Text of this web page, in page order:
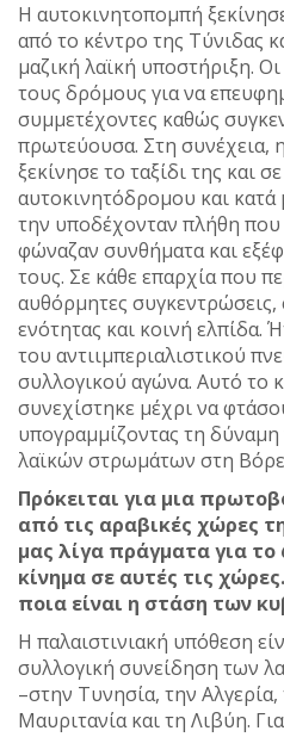
Η αυτοκινητοπομπή
από το κέντρο της Τύνιδας
μαζική λαϊκή υποστήριξη.
τους δρόμους για να
συμμετέχοντες καθώς
πρωτεύουσα. Στη συνέχεια,
ξεκίνησε το ταξίδι της και
αυτοκινητόδρομου και
την υποδέχονταν πλήθη που
φώναζαν συνθήματα και
τους. Σε κάθε επαρχία που
αυθόρμητες συγκεντρώσεις,
ενότητας και κοινή ελπίδα.
του αντιιμπεριαλιστικού
συλλογικού αγώνα. Αυτό το
συνεχίστηκε μέχρι να
υπογραμμίζοντας τη
λαϊκών στρωμάτων στη
Πρόκειται για μια
από τις αραβικές χώρες
μας λίγα πράγματα για
κίνημα σε αυτές τις
ποια είναι η στάση των
Η παλαιστινιακή υπόθεση
συλλογική συνείδηση των
–στην Τυνησία, την
Μαυριτανία και τη Λιβύη.